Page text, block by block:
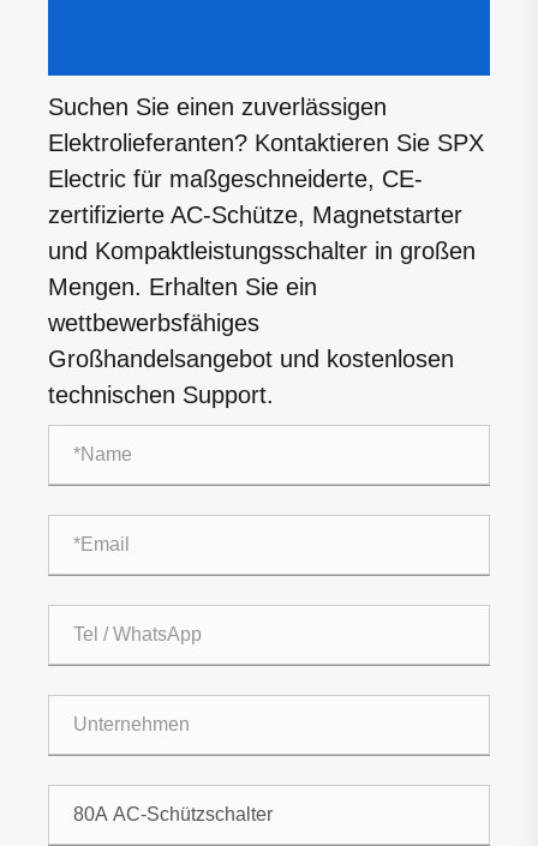
Suchen Sie einen zuverlässigen
Elektrolieferanten? Kontaktieren Sie SPX
Electric für maßgeschneiderte, CE-
zertifizierte AC-Schütze, Magnetstarter
und Kompaktleistungsschalter in großen
Mengen. Erhalten Sie ein
wettbewerbsfähiges
Großhandelsangebot und kostenlosen
technischen Support.